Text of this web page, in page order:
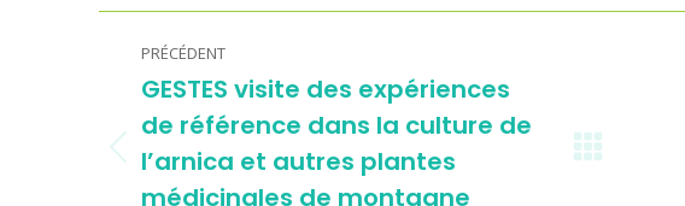
Navigation
article
PRÉCÉDENT
Article
précédent
GESTES visite des expériences
de référence dans la culture de
l’arnica et autres plantes
médicinales de montagne